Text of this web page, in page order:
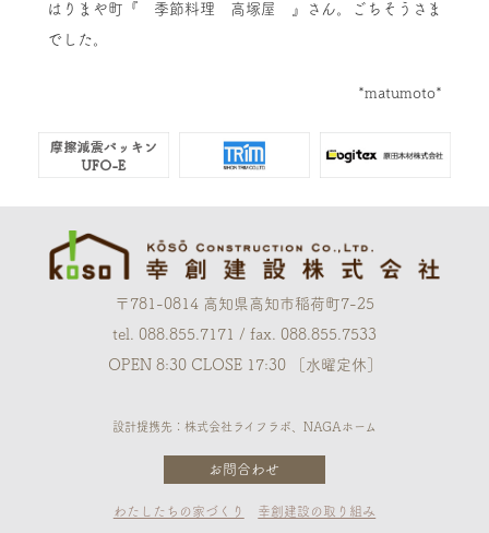
はりまや町『 季節料理 高塚屋 』さん。ごちそうさま
でした。
*matumoto*
〒781-0814 高知県高知市稲荷町7-25
tel. 088.855.7171 / fax. 088.855.7533
OPEN 8:30 CLOSE 17:30 ［水曜定休］
設計提携先：株式会社ライフラボ、NAGAホーム
お問合わせ
わたしたちの家づくり 幸創建設の取り組み